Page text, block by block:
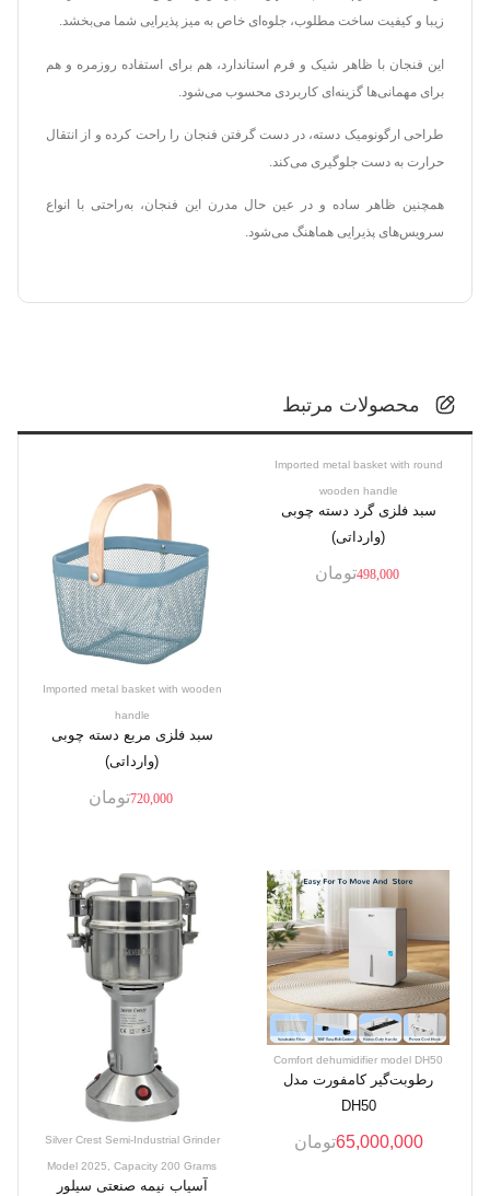
زیبا و کیفیت ساخت مطلوب، جلوه‌ای خاص به میز پذیرایی شما می‌بخشد.
این فنجان با ظاهر شیک و فرم استاندارد، هم برای استفاده روزمره و هم
برای مهمانی‌ها گزینه‌ای کاربردی محسوب می‌شود.
طراحی ارگونومیک دسته، در دست گرفتن فنجان را راحت کرده و از انتقال
حرارت به دست جلوگیری می‌کند.
همچنین ظاهر ساده و در عین حال مدرن این فنجان، به‌راحتی با انواع
سرویس‌های پذیرایی هماهنگ می‌شود.
محصولات مرتبط
Imported metal basket with round
wooden handle
سبد فلزی گرد دسته چوبی
(وارداتی)
498,000 تومان
Imported metal basket with wooden
handle
سبد فلزی مربع دسته چوبی
(وارداتی)
720,000 تومان
Comfort dehumidifier model DH50
رطوبت‌گیر کامفورت مدل
DH50
65,000,000تومان Silver Crest Semi-Industrial Grinder
Model 2025, Capacity 200 Grams
آسیاب نیمه صنعتی سیلور